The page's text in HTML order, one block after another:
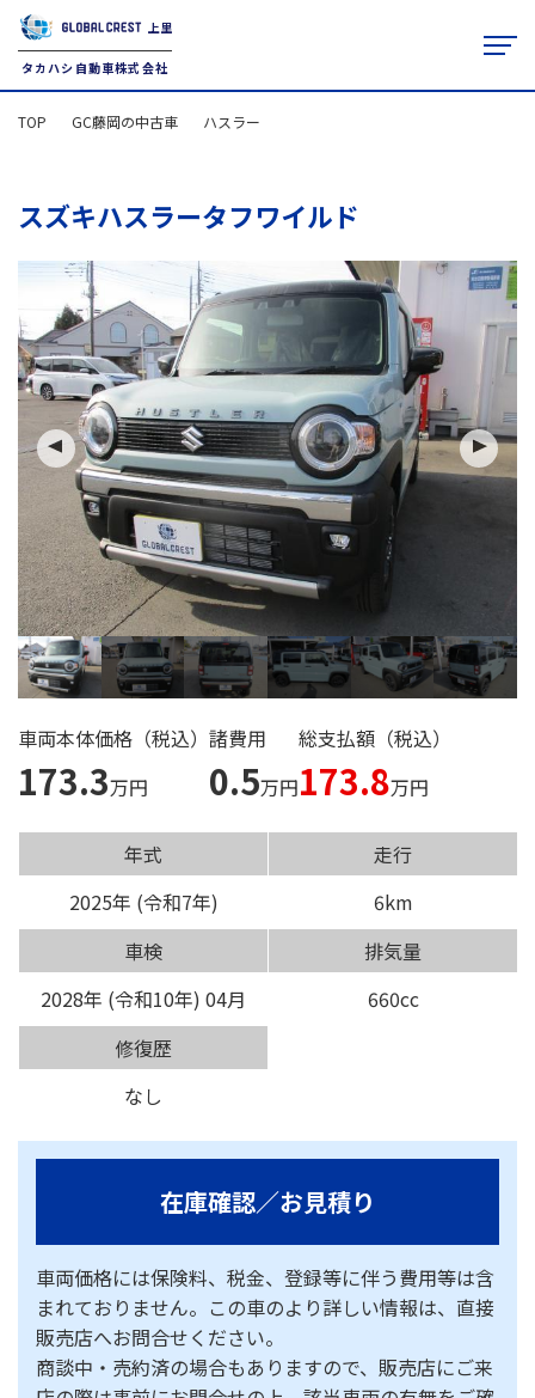
上里
タカハシ自動車株式会社
本社（上里店）
0495-33-2048
9:30-18:30
藤岡店
0274-22-2351
10:00-19:00 火曜定休
ご来店の 予約はこちら
タカハシ自動車の
求人情報はこちら
タカハシ自動車について
アフターサービス
レンタカー
お役立ち情報
TOP GC藤岡の中古車 ハスラー
スズキハスラータフワイルド
車両本体価格（税込）
173.3万円
諸費用
0.5万円
総支払額（税込）
173.8万円
年式
2025年 (令和7年)
走行
6km
車検
2028年 (令和10年) 04月
排気量
660cc
修復歴
なし
在庫確認／お見積り
車両価格には保険料、税金、登録等に伴う費用等は含
まれておりません。この車のより詳しい情報は、直接
販売店へお問合せください。
商談中・売約済の場合もありますので、販売店にご来